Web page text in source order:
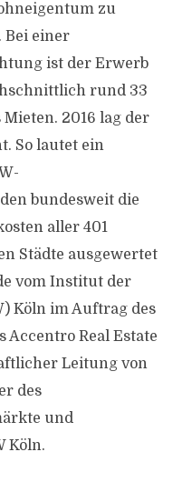
zu
Bei einer
ist der Erwerb
rund 33
2016 lag der
So lautet ein
bundesweit die
aller 401
Städte ausgewertet
vom Institut der
Köln im Auftrag des
Real Estate
Leitung von
des
und
Köln.